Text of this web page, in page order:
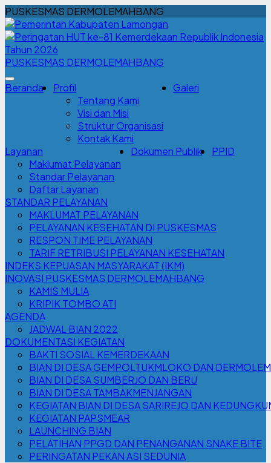
PUSKESMAS DERMOLEMAHBANG
PUSKESMAS DERMOLEMAHBANG
Beranda
Profil
Tentang Kami
Visi dan Misi
Struktur Organisasi
Kontak Kami
Galeri
Layanan
Maklumat Pelayanan
Standar Pelayanan
Daftar Layanan
Dokumen Publik PPID
STANDAR PELAYANAN
MAKLUMAT PELAYANAN
PELAYANAN KESEHATAN DI PUSKESMAS
RESPON TIME PELAYANAN
TARIF RETRIBUSI PELAYANAN KESEHATAN
INDEKS KEPUASAN MASYARAKAT (IKM)
INOVASI PUSKESMAS DERMOLEMAHBANG
KAMIS MULIA
KRIPIK TOMBO ATI
AGENDA
JADWAL BIAN 2022
DOKUMENTASI KEGIATAN
BAKTI SOSIAL KEMERDEKAAN
BIAN DI DESA GEMPOLTUKMLOKO DAN
BIAN DI DESA SUMBERJO DAN BERU
BIAN DI DESA TAMBAKMENJANGAN
KEGIATAN BIAN DI DESA SARIREJO DAN
KEGIATAN PAPSMEAR
LAUNCHING BIAN
PELATIHAN PPGD DAN PENANGANAN SNAKE BITE
PERINGATAN PEKAN ASI SEDUNIA